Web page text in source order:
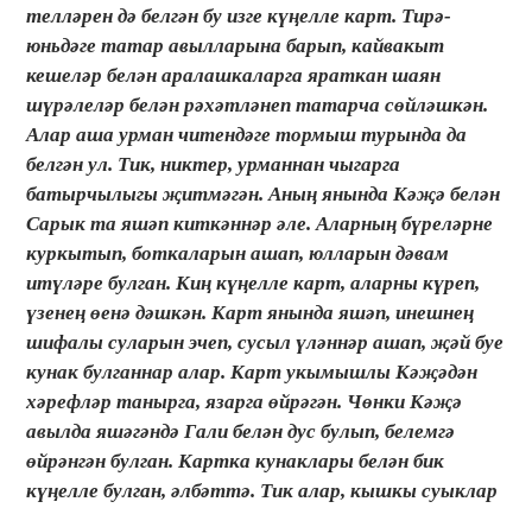
телләрен дә белгән бу изге күңелле карт. Тирә-
юньдәге татар авылларына барып, кайвакыт
кешеләр белән аралашкаларга яраткан шаян
шүрәлеләр белән рәхәтләнеп татарча сөйләшкән.
Алар аша урман читендәге тормыш турында да
белгән ул. Тик, никтер, урманнан чыгарга
батырчылыгы җитмәгән. Аның янында Кәҗә белән
Сарык та яшәп киткәннәр әле. Аларның бүреләрне
куркытып, боткаларын ашап, юлларын дәвам
итүләре булган. Киң күңелле карт, аларны күреп,
үзенең өенә дәшкән. Карт янында яшәп, инешнең
шифалы суларын эчеп, сусыл үләннәр ашап, җәй буе
кунак булганнар алар. Карт укымышлы Кәҗәдән
хәрефләр танырга, язарга өйрәгән. Чөнки Кәҗә
авылда яшәгәндә Гали белән дус булып, белемгә
өйрәнгән булган. Картка кунаклары белән бик
күңелле булган, әлбәттә. Тик алар, кышкы суыклар